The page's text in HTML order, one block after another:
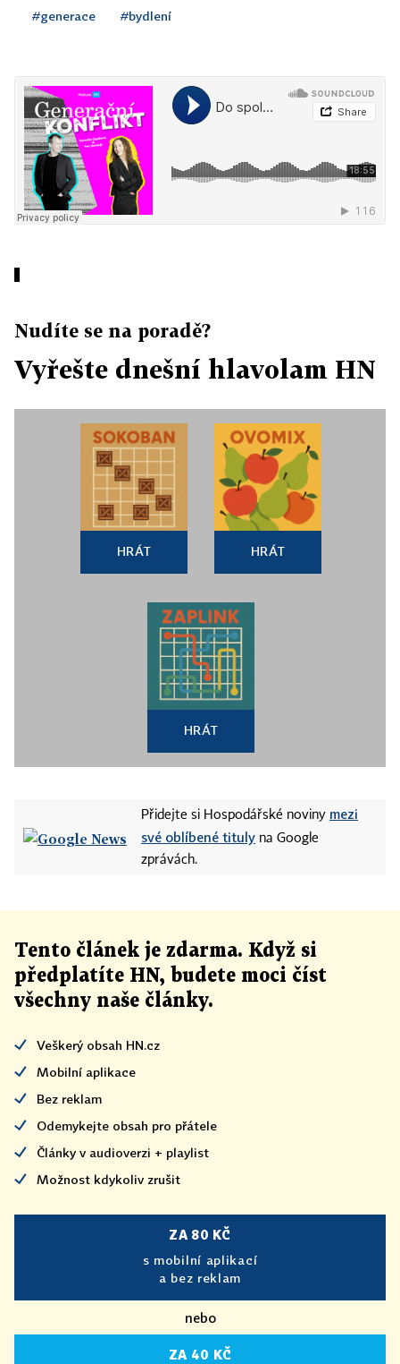
#generace #bydlení
Nudíte se na poradě?
Vyřešte dnešní hlavolam HN
HRÁT HRÁT
HRÁT
Přidejte si Hospodářské noviny mezi
své oblíbené tituly na Google
zprávách.
Tento článek je zdarma. Když si
předplatíte HN, budete moci číst
všechny naše články.
Veškerý obsah HN.cz
Mobilní aplikace
Bez reklam
Odemykejte obsah pro přátele
Články v audioverzi + playlist
Možnost kdykoliv zrušit
ZA 80 KČ
s mobilní aplikací
a bez reklam
nebo
ZA 40 KČ